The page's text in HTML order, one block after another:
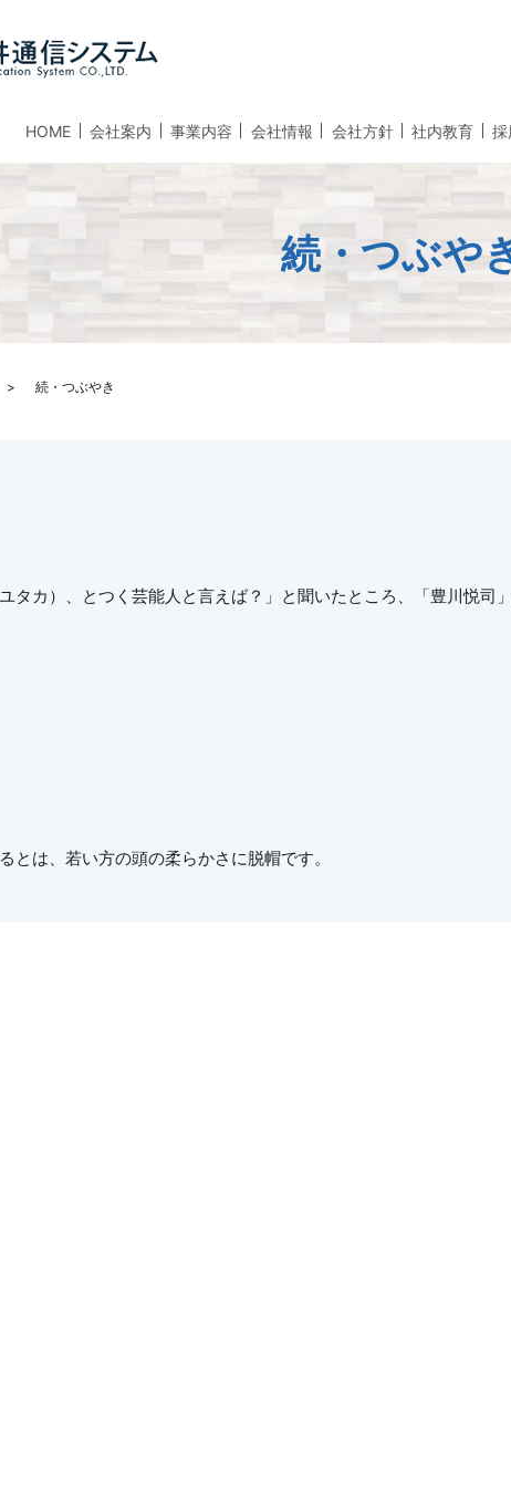
HOME 会社案内 事業内容 会社情報 会社方針 社内教育 採
続・つぶや
続・つぶやき
タカ）、とつく芸能人と言えば？」と聞いたところ、「豊川悦司
とは、若い方の頭の柔らかさに脱帽です。